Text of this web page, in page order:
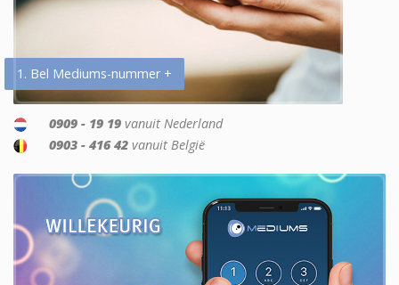
1. Bel Mediums-nummer +
0909 - 19 19 vanuit Nederland
0903 - 416 42 vanuit België